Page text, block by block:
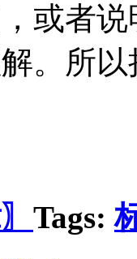
或者
。所
Tags: